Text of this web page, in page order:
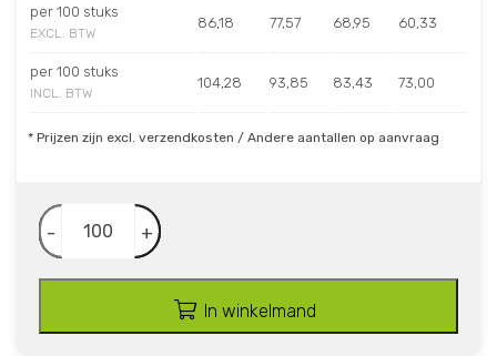
per 100 stuks
EXCL. BTW
86,18 77,57 68,95 60,33
per 100 stuks
INCL. BTW
104,28 93,85 83,43 73,00
* Prijzen zijn excl. verzendkosten / Andere aantallen op aanvraag
- +
In winkelmand